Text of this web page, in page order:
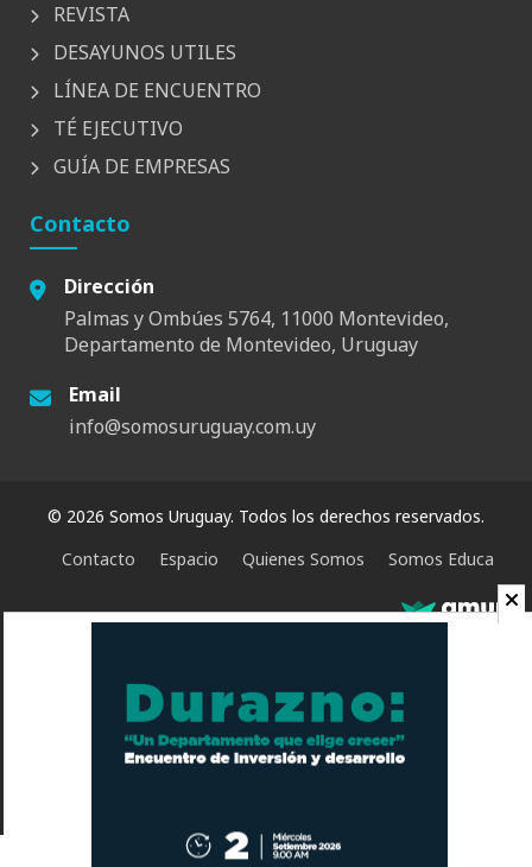
REVISTA
DESAYUNOS UTILES
LÍNEA DE ENCUENTRO
TÉ EJECUTIVO
GUÍA DE EMPRESAS
Contacto
Dirección
Palmas y Ombúes 5764, 11000 Montevideo,
Departamento de Montevideo, Uruguay
Email
info@somosuruguay.com.uy
© 2026 Somos Uruguay. Todos los derechos reservados.
Contacto
Espacio Quienes Somos Somos Educa